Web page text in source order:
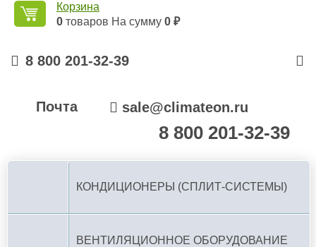
Корзина
0 товаров На сумму 0 ₽
8 800 201-32-39
Почта sale@climateon.ru
8 800 201-32-39
КОНДИЦИОНЕРЫ (СПЛИТ-СИСТЕМЫ)
ВЕНТИЛЯЦИОННОЕ ОБОРУДОВАНИЕ